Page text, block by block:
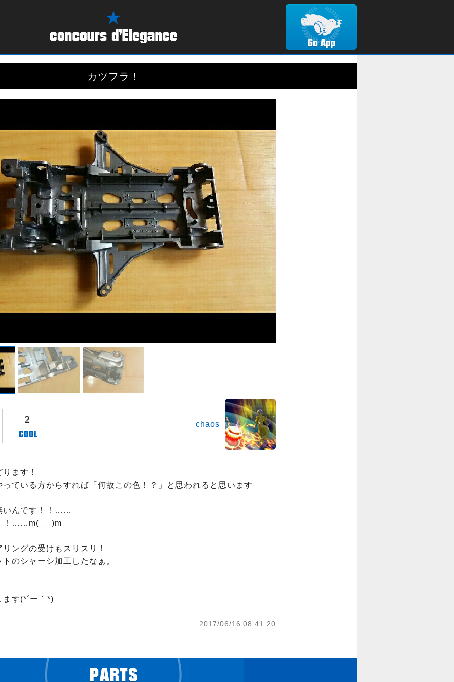
カツフラ！
2 chaos
ます！
っている方からすれば「何故この色！？」と思われると思います
いんです！！……
！……m(_ _)m
ングの受けもスリスリ！
のシャーシ加工したなぁ。
2017/06/16 08:41:20